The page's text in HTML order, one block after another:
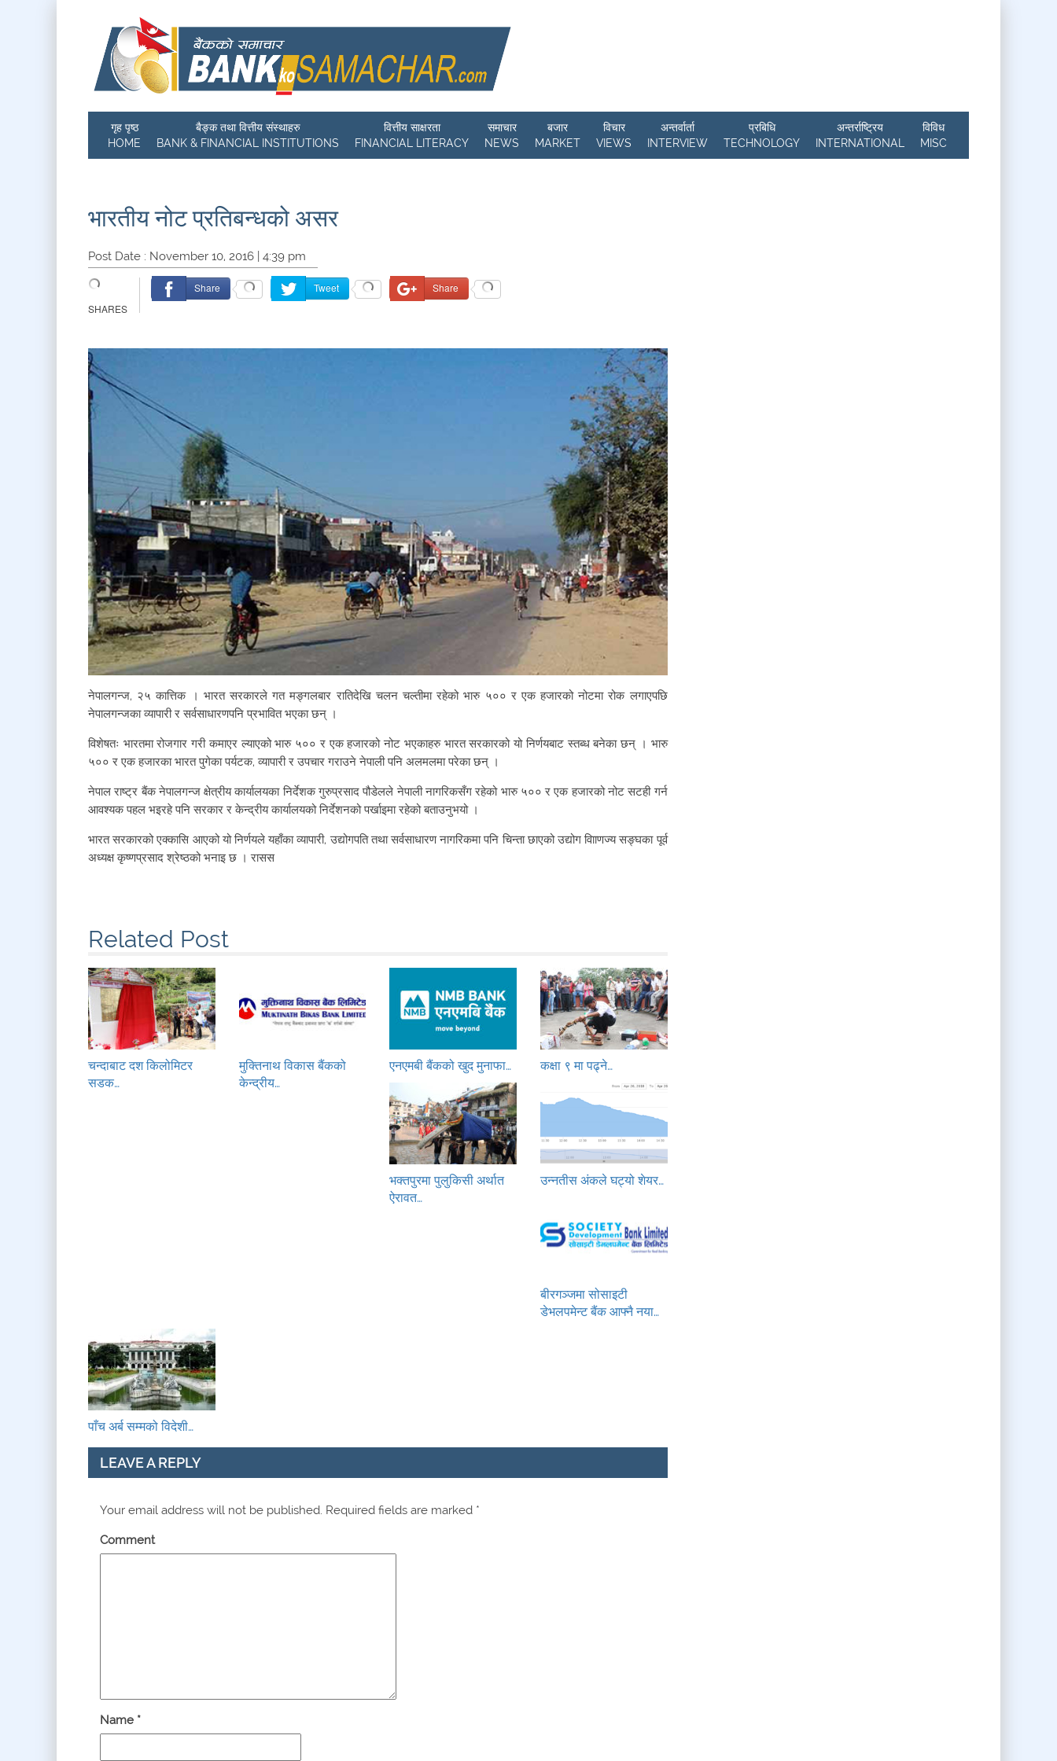
गृह पृष्ठ
HOME
बैङ्क तथा वित्तीय संस्थाहरु
BANK & FINANCIAL INSTITUTIONS
वित्तीय साक्षरता
FINANCIAL LITERACY
समाचार
NEWS
बजार
MARKET
विचार
VIEWS
अन्तर्वार्ता
INTERVIEW
प्रबिधि
TECHNOLOGY
अन्तर्राष्ट्रिय
INTERNATIONAL
विविध
MISC
भारतीय नोट प्रतिबन्धको असर
Post Date : November 10, 2016 | 4:39 pm
Share Tweet Share
नेपालगन्ज, २५ कात्तिक । भारत सरकारले गत मङ्गलबार रातिदेखि चलन चल्तीमा रहेको भारु ५०० र एक हजारको नोटमा रोक लगाएपछि
नेपालगन्जका व्यापारी र सर्वसाधारणपनि प्रभावित भएका छन् ।
विशेषतः भारतमा रोजगार गरी कमाएर ल्याएको भारु ५०० र एक हजारको नोट भएकाहरु भारत सरकारको यो निर्णयबाट स्तब्ध बनेका छन् । भारु
५०० र एक हजारका भारत पुगेका पर्यटक, व्यापारी र उपचार गराउने नेपाली पनि अलमलमा परेका छन् ।
नेपाल राष्ट्र बैंक नेपालगन्ज क्षेत्रीय कार्यालयका निर्देशक गुरुप्रसाद पौडेलले नेपाली नागरिकसँग रहेको भारु ५०० र एक हजारको नोट सटही गर्न
आवश्यक पहल भइरहे पनि सरकार र केन्द्रीय कार्यालयको निर्देशनको पर्खाइमा रहेको बताउनुभयो ।
भारत सरकारको एक्कासि आएको यो निर्णयले यहाँका व्यापारी, उद्योगपति तथा सर्वसाधारण नागरिकमा पनि चिन्ता छाएको उद्योग वाािणज्य सङ्घका पूर्व
अध्यक्ष कृष्णप्रसाद श्रेष्ठको भनाइ छ । रासस
Related Post
चन्दाबाट दश किलोमिटर
सडक…
मुक्तिनाथ विकास बैंकको
केन्द्रीय…
एनएमबी बैंकको खुद मुनाफा… कक्षा ९ मा पढ्ने…
भक्तपुरमा पुलुकिसी अर्थात
ऐरावत…
उन्नतीस अंकले घट्यो शेयर…
बीरगञ्जमा सोसाइटी
डेभलपमेन्ट बैंक आफ्नै नया…
पाँच अर्ब सम्मको विदेशी…
LEAVE A REPLY
Your email address will not be published. Required fields are marked *
Comment
Name *